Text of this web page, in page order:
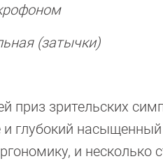
(затычки)
приз зрительских
глубокий
и несколько